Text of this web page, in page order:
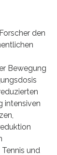
den
Bewegung
intensiven
und